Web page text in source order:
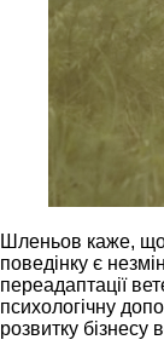
Шленьов каже,
поведінку є
переадаптації
психологічну
розвитку бізнесу